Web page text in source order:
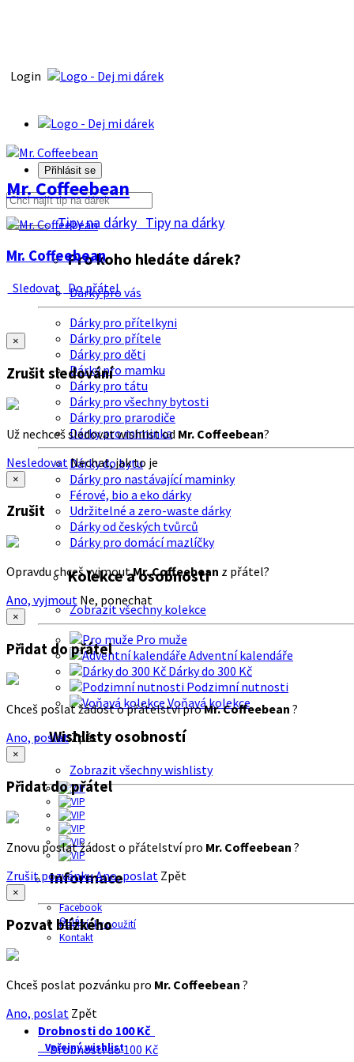
Login
Přihlásit se
Tipy na dárky Tipy na dárky
Pro koho hledáte dárek?
Dárky pro vás
Dárky pro přítelkyni
Dárky pro přítele
Dárky pro děti
Dárky pro mamku
Dárky pro tátu
Dárky pro všechny bytosti
Dárky pro prarodiče
Dárky pro miminka
Dárky do bytu
Dárky pro nastávající maminky
Férové, bio a eko dárky
Udržitelné a zero-waste dárky
Dárky od českých tvůrců
Dárky pro domácí mazlíčky
Kolekce a osobnosti
Zobrazit všechny kolekce
Pro muže
Adventní kalendáře
Dárky do 300 Kč
Podzimní nutnosti
Voňavá kolekce
Wishlisty osobností
Zobrazit všechny wishlisty
Informace
Facebook
O nás
Podmínky použití
Kontakt
Mr. Coffeebean
Mr. Coffeebean
Sledovat Do přátel
×
Zrušit sledování
Už nechceš sledovat wishlist od Mr. Coffeebean?
Nesledovat Nechat, jak to je
×
Zrušit
Opravdu chceš vyjmoutMr. Coffeebean z přátel?
Ano, vyjmout Ne, ponechat
×
Přidat do přátel
Chceš poslat žádost o přátelství proMr. Coffeebean ?
Ano, poslatZpět
×
Přidat do přátel
Znovu poslat žádost o přátelství pro Mr. Coffeebean ?
Zrušit pozvánkuAno, poslat Zpět
×
Pozvat blízkého
Chceš poslat pozvánku pro Mr. Coffeebean ?
Ano, poslat Zpět
Drobnosti do 100 Kč
Veřejný wishlist
Drobnosti do 100 Kč